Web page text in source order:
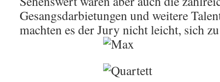
Gesangsdarbietungen und weitere
machten es der Jury nicht leicht, sich